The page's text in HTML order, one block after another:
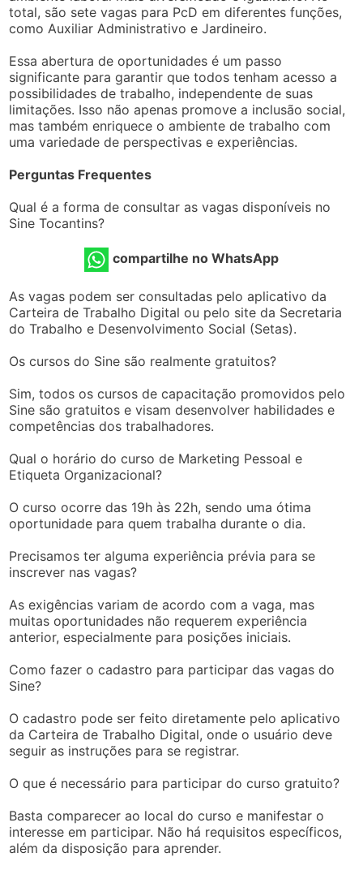
total, são sete vagas para PcD em diferentes funções,
como Auxiliar Administrativo e Jardineiro.
Essa abertura de oportunidades é um passo
significante para garantir que todos tenham acesso a
possibilidades de trabalho, independente de suas
limitações. Isso não apenas promove a inclusão social,
mas também enriquece o ambiente de trabalho com
uma variedade de perspectivas e experiências.
Perguntas Frequentes
Qual é a forma de consultar as vagas disponíveis no
Sine Tocantins?
compartilhe no WhatsApp
As vagas podem ser consultadas pelo aplicativo da
Carteira de Trabalho Digital ou pelo site da Secretaria
do Trabalho e Desenvolvimento Social (Setas).
Os cursos do Sine são realmente gratuitos?
Sim, todos os cursos de capacitação promovidos pelo
Sine são gratuitos e visam desenvolver habilidades e
competências dos trabalhadores.
Qual o horário do curso de Marketing Pessoal e
Etiqueta Organizacional?
O curso ocorre das 19h às 22h, sendo uma ótima
oportunidade para quem trabalha durante o dia.
Precisamos ter alguma experiência prévia para se
inscrever nas vagas?
As exigências variam de acordo com a vaga, mas
muitas oportunidades não requerem experiência
anterior, especialmente para posições iniciais.
Como fazer o cadastro para participar das vagas do
Sine?
O cadastro pode ser feito diretamente pelo aplicativo
da Carteira de Trabalho Digital, onde o usuário deve
seguir as instruções para se registrar.
O que é necessário para participar do curso gratuito?
Basta comparecer ao local do curso e manifestar o
interesse em participar. Não há requisitos específicos,
além da disposição para aprender.